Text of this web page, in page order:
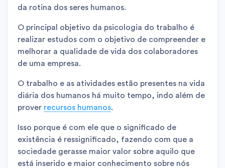
da rotina dos seres humanos.
O principal objetivo da psicologia do trabalho é
realizar estudos com o objetivo de compreender e
melhorar a qualidade de vida dos colaboradores
de uma empresa.
O trabalho e as atividades estão presentes na vida
diária dos humanos há muito tempo, indo além de
prover recursos humanos.
Isso porque é com ele que o significado de
existência é ressignificado, fazendo com que a
sociedade gerasse maior valor sobre aquilo que
está inserido e maior conhecimento sobre nós